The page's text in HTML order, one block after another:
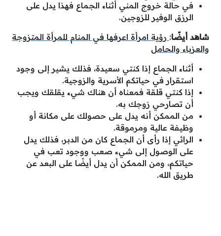
في حالة خروج المني أثناء الجماع فهذا يدل على
الرزق الوفير للزوجين.
شاهد أيضًا: رؤية امرأة اعرفها في المنام للمرأة المتزوجة
والعزباء والحامل
أثناء الجماع إذا كنتي سعيدة، فذلك يشير إلى وجود
استقرار في حياتكم الأسرية والزوجية.
إذا كنتي قلقة فمعناه أن هناك شيء يقلقك ويجب
أن تصارحي زوجك به.
من الممكن أنه يدل على حصولك على مكانة أو
وظيفة عالية ومرموقة.
الرائي إذا رأى أن الجماع كان من الدبر، فذلك يدل
على الوصول إلى شيء صعب ووجود تعب في
حياتكم، ومن الممكن أن يدل أيضًا على البعد عن
طريق الله.